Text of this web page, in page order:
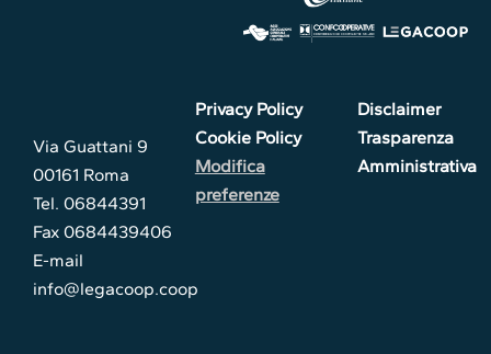
Via Guattani 9
00161 Roma
Tel. 06844391
Fax 0684439406
E-mail
info@legacoop.coop
Privacy Policy
Cookie Policy
Modifica
preferenze
Disclaimer
Trasparenza
Amministrativa